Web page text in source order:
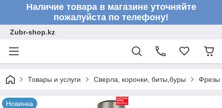
Наличие товара в магазине уточняйте
пожалуйста по телефону!
Zubr-shop.kz
Товары и услуги Сверла, коронки, биты,буры Фрезы
Новинка